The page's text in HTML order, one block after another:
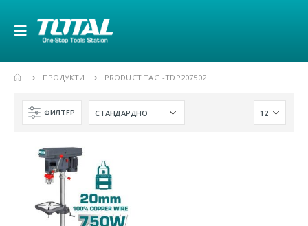
ПРОДУКТИ PRODUCT TAG -TDP207502
ФИЛТЕР